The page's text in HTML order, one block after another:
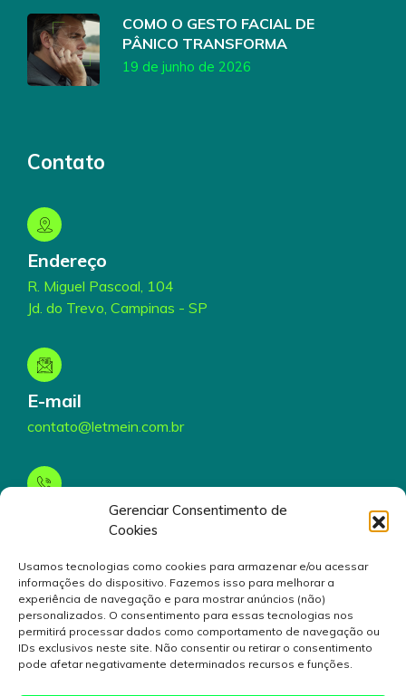
Gerenciar Consentimento de
Cookies
Usamos tecnologias como cookies para armazenar e/ou acessar
informações do dispositivo. Fazemos isso para melhorar a
experiência de navegação e para mostrar anúncios (não)
personalizados. O consentimento para essas tecnologias nos
permitirá processar dados como comportamento de navegação ou
IDs exclusivos neste site. Não consentir ou retirar o consentimento
pode afetar negativamente determinados recursos e funções.
COMO O GESTO FACIAL DE
PÂNICO TRANSFORMA
19 de junho de 2026
Contato
Endereço
R. Miguel Pascoal, 104
Jd. do Trevo, Campinas - SP
E-mail
contato@letmein.com.br
© 2024 Inovativa Serviços de Tecnologia da Informação